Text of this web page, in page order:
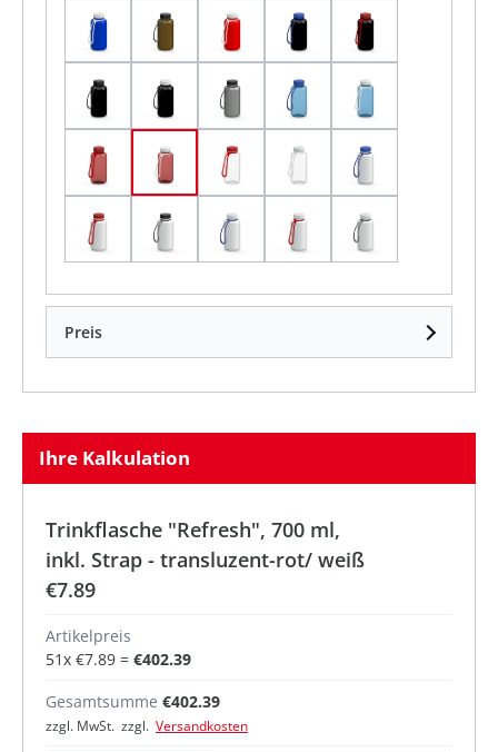
blau/ weißgold/ schwarzrot/ weiß schwarz/ blauschwarz/ rot
schwarz/ schwarz
schwarz/ weißsilber/ schwarztransluzent-blau/ blau
transluzent-
transluzent-rot/ rot
transluzent-rot/ weiß
transparent/ rottransparent/ weiß
weiß/ rot weiß/ schwarzweiß/ weiß/ blauweiß/ weiß/ rot
Preis
Ihre Kalkulation
Trinkflasche "Refresh", 700 ml,
inkl. Strap - transluzent-rot/ weiß
€7.89
Artikelpreis
51x €7.89 = €402.39
Gesamtsumme €402.39
zzgl. MwSt. zzgl. Versandkosten